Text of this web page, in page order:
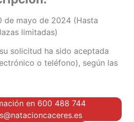
de mayo de 2024 (Hasta
limitadas)
solicitud ha sido aceptada
o teléfono), según las
en 600 488 744